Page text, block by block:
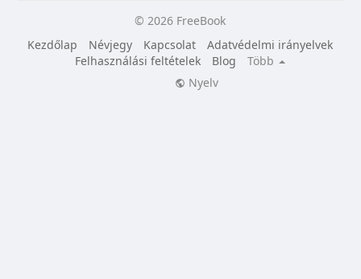
© 2026 FreeBook
Kezdőlap
Névjegy Kapcsolat
Adatvédelmi irányelvek
Felhasználási feltételek
Blog
Több
Nyelv